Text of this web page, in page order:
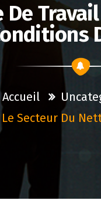
Accueil
Secteur Du